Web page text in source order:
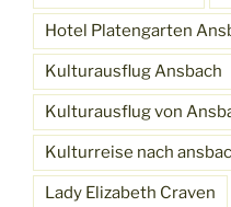
Hotel Platengarten
Kulturausflug Ansbach
Kulturausflug von
Kulturreise nach
Lady Elizabeth Craven